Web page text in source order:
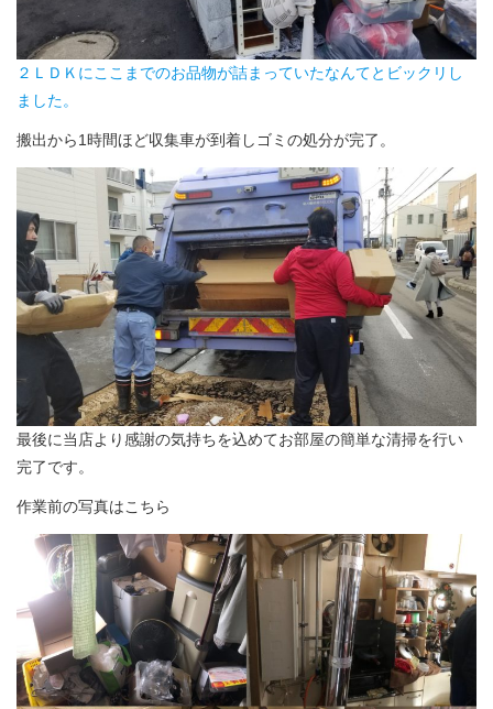
２ＬＤＫにここまでのお品物が詰まっていたなんてとビックリし
ました。
搬出から1時間ほど収集車が到着しゴミの処分が完了。
最後に当店より感謝の気持ちを込めてお部屋の簡単な清掃を行い
完了です。
作業前の写真はこちら